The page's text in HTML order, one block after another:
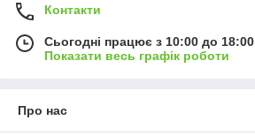
Контакти
Сьогодні працює з 10:00 до 18:00
Показати весь графік роботи
Про нас